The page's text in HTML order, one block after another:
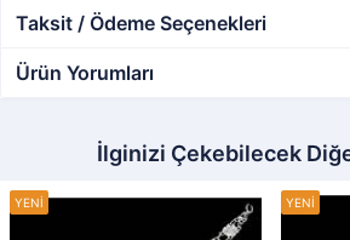
Taksit / Ödeme Seçenekleri
Ürün Yorumları
İlginizi Çekebilecek